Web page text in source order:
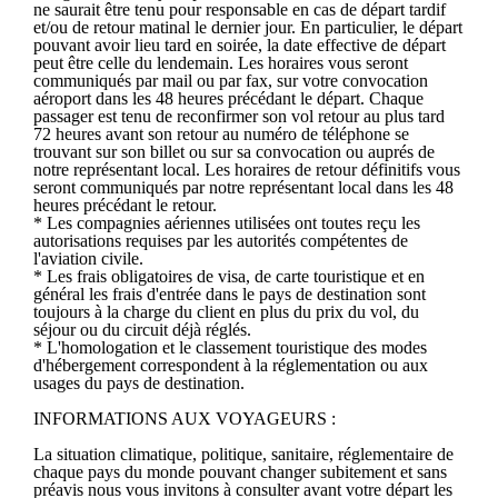
ne saurait être tenu pour responsable en cas de départ tardif
et/ou de retour matinal le dernier jour. En particulier, le départ
pouvant avoir lieu tard en soirée, la date effective de départ
peut être celle du lendemain. Les horaires vous seront
communiqués par mail ou par fax, sur votre convocation
aéroport dans les 48 heures précédant le départ. Chaque
passager est tenu de reconfirmer son vol retour au plus tard
72 heures avant son retour au numéro de téléphone se
trouvant sur son billet ou sur sa convocation ou auprés de
notre représentant local. Les horaires de retour définitifs vous
seront communiqués par notre représentant local dans les 48
heures précédant le retour.
* Les compagnies aériennes utilisées ont toutes reçu les
autorisations requises par les autorités compétentes de
l'aviation civile.
* Les frais obligatoires de visa, de carte touristique et en
général les frais d'entrée dans le pays de destination sont
toujours à la charge du client en plus du prix du vol, du
séjour ou du circuit déjà réglés.
* L'homologation et le classement touristique des modes
d'hébergement correspondent à la réglementation ou aux
usages du pays de destination.
INFORMATIONS AUX VOYAGEURS :
La situation climatique, politique, sanitaire, réglementaire de
chaque pays du monde pouvant changer subitement et sans
préavis nous vous invitons à consulter avant votre départ les